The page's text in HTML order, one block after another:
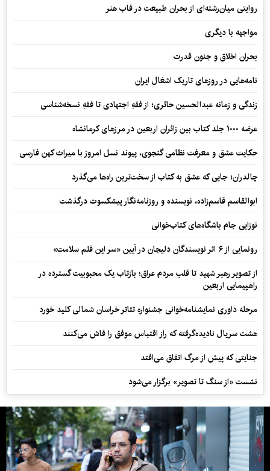
روایتی میان‌رشته‌ای از بحران طبیعت در قاب هنر
مواجهه با دیگری
بحران اخلاق و جنون قدرت
نامه‌هایی در روزهای تاریک اشغال ایران
زندگی و زمانه عبدالحسین حائری؛ از فقهِ اجتهادی تا فقهِ نسخه‌شناسی
عرضه ۱۰۰۰ جلد کتاب بین زائران اربعین در مرزهای کرمانشاه
حکایت عشق و معرفت نظامی گنجوی، پیوند نسل امروز با میراث کهن فارسی
چالدران؛ جایی که عشق به کتاب از سخت‌ترین راه‌ها می‌گذرد
ابوالقاسم قاسم‌زاده، نویسنده و روزنامه‌نگار پیشکسوت درگذشت
نوزایی جام باشگاه‌های کتاب‌خوانی
رونمایی از ۶ اثر نویسندگان دلیجان در آیین «سر این قلم سلامت»
از تصویر رهبر شهید تا قلب مردم عراق؛ بازتاب یک محبوبیت گسترده در
راهپیمایی اربعین
مرحله داوری نمایشنامه‌خوانی جشنواره تئاتر خراسان شمالی کلید خورد
هشت سریال نادیده‌گرفته که راز اقتباس موفق را فاش می‌کنند
جنایتی که پیش از مرگ اتفاق می‌افتد
نشست «از سنگ تا تصویر» برگزار می‌شود